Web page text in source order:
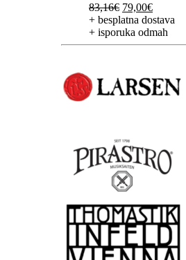
83,16€ Izvorna
cijena
bila
je:
79,00€Trenutna
cijena
je:
79,00€.
+ besplatna dostava
+ isporuka odmah